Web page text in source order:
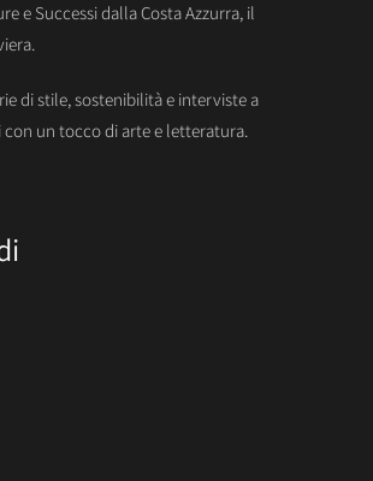
e Successi dalla Costa Azzurra, il
di stile, sostenibilità e interviste a
un tocco di arte e letteratura.